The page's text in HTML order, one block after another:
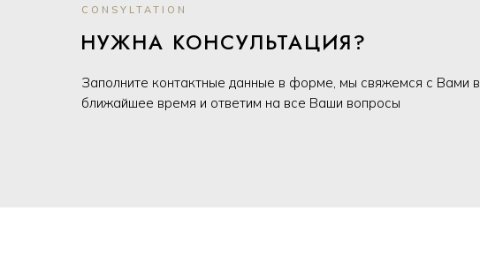
Заполните контактные данные в форме, мы свяжемся с Вами в
ближайшее время и ответим на все Ваши вопросы
НУЖНА КОНСУЛЬТАЦИЯ?
CONSYLTATION